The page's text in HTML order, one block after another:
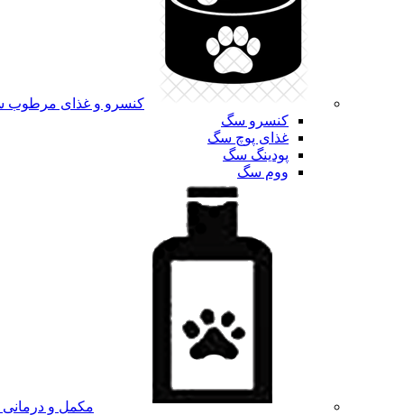
کنسرو و غذای
کنسرو سگ
غذای پوچ سگ
پودینگ سگ
ووم سگ
مکمل و